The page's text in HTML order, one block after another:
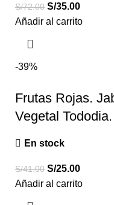
S/72.00 S/35.00
Añadir al carrito
-39%
Frutas Rojas.
Vegetal
En stock
S/41.00 S/25.00
Añadir al carrito